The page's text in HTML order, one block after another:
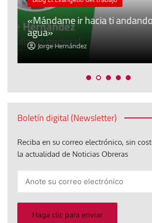
«Mándame ir hacia ti
agua»
Jorge Hernández
Boletín digital (Newsletter)
Reciba en su correo electrónico, sin
la actualidad de Noticias Obreras
electrónico
Haga clic para enviar